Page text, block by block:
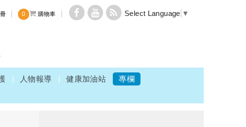
0 購物車 Select Language ▼
人物報導 健康加油站
專欄